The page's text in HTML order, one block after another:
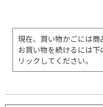
現在、買い物かごには商
お買い物を続けるには
リックしてください。